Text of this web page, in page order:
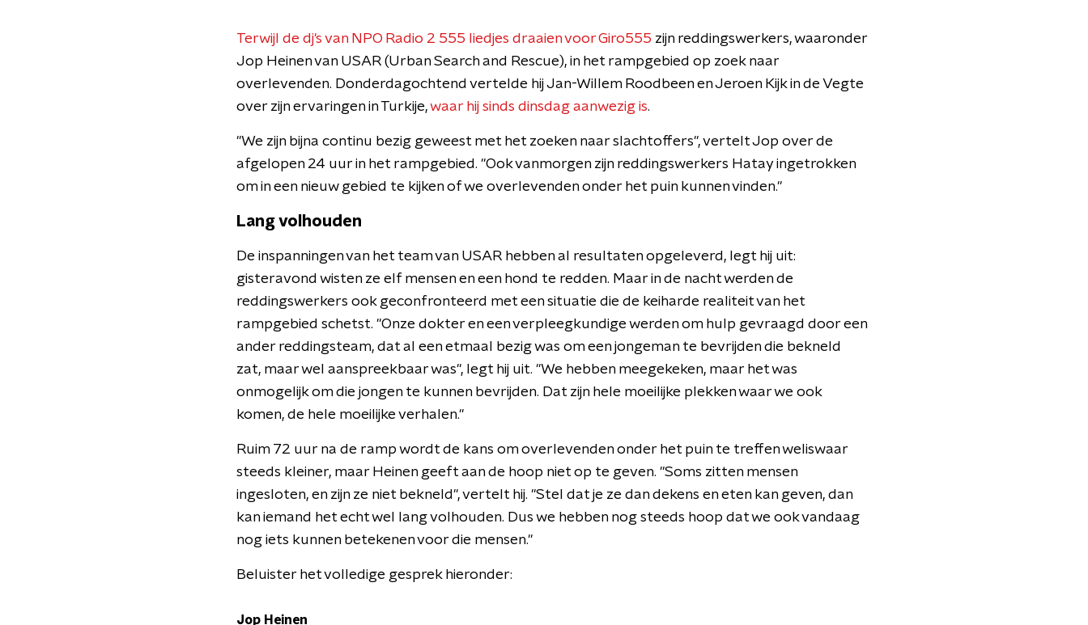
Terwijl de dj's van NPO Radio 2 555 liedjes draaien voor Giro555 zijn reddingswerkers, waaronder
Jop Heinen van USAR (Urban Search and Rescue), in het rampgebied op zoek naar
overlevenden. Donderdagochtend vertelde hij Jan-Willem Roodbeen en Jeroen Kijk in de Vegte
over zijn ervaringen in Turkije,waar hij sinds dinsdag aanwezig is.
"We zijn bijna continu bezig geweest met het zoeken naar slachtoffers", vertelt Jop over de
afgelopen 24 uur in het rampgebied. "Ook vanmorgen zijn reddingswerkers Hatay ingetrokken
om in een nieuw gebied te kijken of we overlevenden onder het puin kunnen vinden."
Lang volhouden
De inspanningen van het team van USAR hebben al resultaten opgeleverd, legt hij uit:
gisteravond wisten ze elf mensen en een hond te redden. Maar in de nacht werden de
reddingswerkers ook geconfronteerd met een situatie die de keiharde realiteit van het
rampgebied schetst. "Onze dokter en een verpleegkundige werden om hulp gevraagd door een
ander reddingsteam, dat al een etmaal bezig was om een jongeman te bevrijden die bekneld
zat, maar wel aanspreekbaar was", legt hij uit. "We hebben meegekeken, maar het was
onmogelijk om die jongen te kunnen bevrijden. Dat zijn hele moeilijke plekken waar we ook
komen, de hele moeilijke verhalen."
Ruim 72 uur na de ramp wordt de kans om overlevenden onder het puin te treffen weliswaar
steeds kleiner, maar Heinen geeft aan de hoop niet op te geven. "Soms zitten mensen
ingesloten, en zijn ze niet bekneld", vertelt hij. "Stel dat je ze dan dekens en eten kan geven, dan
kan iemand het echt wel lang volhouden. Dus we hebben nog steeds hoop dat we ook vandaag
nog iets kunnen betekenen voor die mensen."
Beluister het volledige gesprek hieronder:
Jop Heinen